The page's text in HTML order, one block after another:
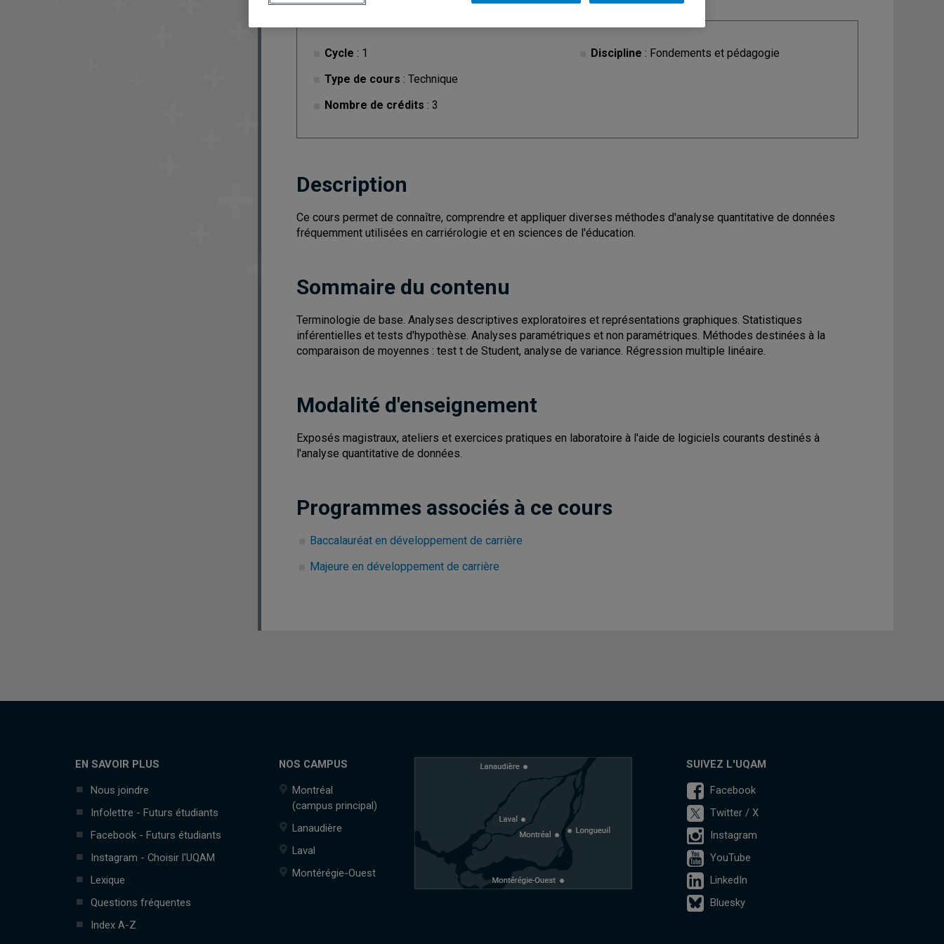
Cycle : 1
Type de cours : Technique
Nombre de crédits : 3
Discipline : Fondements et pédagogie
Description
Ce cours permet de connaître, comprendre et appliquer diverses méthodes d'analyse quantitative de données
fréquemment utilisées en carriérologie et en sciences de l'éducation.
Sommaire du contenu
Terminologie de base. Analyses descriptives exploratoires et représentations graphiques. Statistiques
inférentielles et tests d'hypothèse. Analyses paramétriques et non paramétriques. Méthodes destinées à la
comparaison de moyennes : test t de Student, analyse de variance. Régression multiple linéaire.
Modalité d'enseignement
Exposés magistraux, ateliers et exercices pratiques en laboratoire à l'aide de logiciels courants destinés à
l'analyse quantitative de données.
Programmes associés à ce cours
Baccalauréat en développement de carrière
Majeure en développement de carrière
EN SAVOIR PLUS
Nous joindre
Infolettre - Futurs étudiants
Facebook - Futurs étudiants
Instagram - Choisir l'UQAM
Lexique
Questions fréquentes
Index A-Z
NOS CAMPUS
Montréal
(campus principal)
Lanaudière
Laval
Montérégie-Ouest
SUIVEZ L'UQAM
Facebook
Twitter / X
Instagram
YouTube
LinkedIn
Bluesky